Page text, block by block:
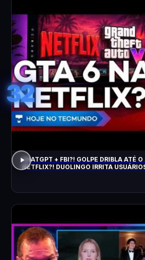
32
CHATGPT + FBI?! GOLPE DRIBLA ATÉ
NETFLIX?! DUOLINGO IRRITA